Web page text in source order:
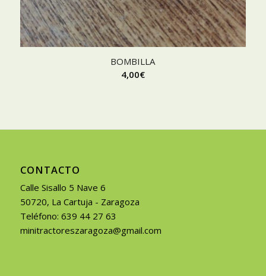
BOMBILLA
4,00€
CONTACTO
Calle Sisallo 5 Nave 6
50720, La Cartuja - Zaragoza
Teléfono: 639 44 27 63
minitractoreszaragoza@gmail.com